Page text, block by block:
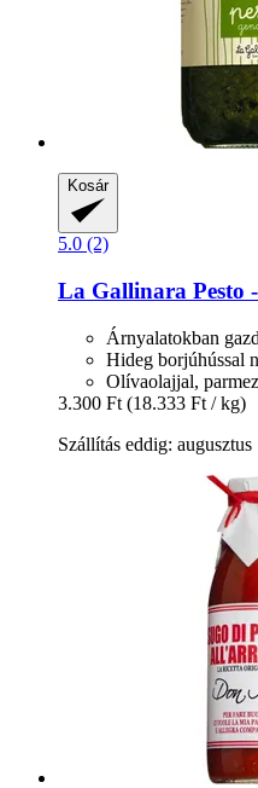
Kosár
5.0 (2)
La Gallinara Pesto
Árnyalatokban
Hideg borjúhússal
Olívaolajjal,
3.300 Ft (18.333 Ft / kg)
Szállítás eddig: augusztus